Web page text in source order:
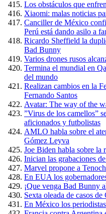
Los obstáculos que
Xiaomi: malas noticias
Canciller de México
Perú está dando asilo a
Ricardo Sheffield la
Bad Bunny
Varios drones rusos
Termina el mundial en
del mundo
Realizan cambios en la
Fernando Santos
Avatar: The way of the
”Virus de los camellos”
aficionados y futbolistas
AMLO habla sobre el
Gómez Leyva
Joe Biden habla sobre la
Inician las grabaciones
Marvel propone a
En EUA los
¡Que venga Bad Bunny
Sexta oleada de casos
En México los